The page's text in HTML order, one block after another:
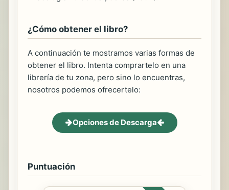
¿Cómo obtener el libro?
A continuación te mostramos varias formas de
obtener el libro. Intenta comprartelo en una
librería de tu zona, pero sino lo encuentras,
nosotros podemos ofrecertelo:
Opciones de Descarga
Puntuación